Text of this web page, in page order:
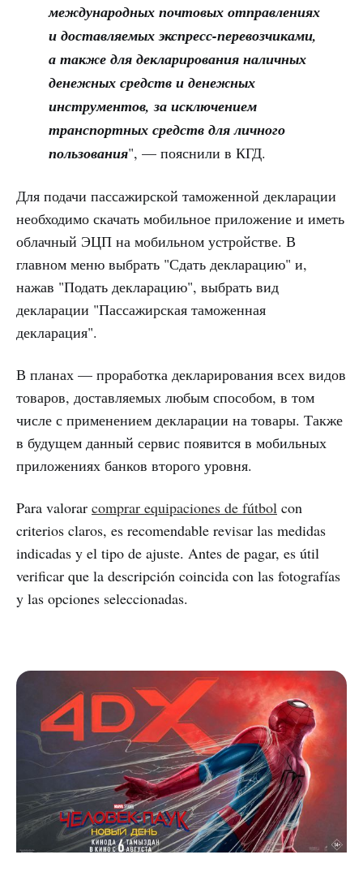
международных почтовых отправлениях
и доставляемых экспресс-перевозчиками,
а также для декларирования наличных
денежных средств и денежных
инструментов, за исключением
транспортных средств для личного
пользования", — пояснили в КГД.
Для подачи пассажирской таможенной декларации
необходимо скачать мобильное приложение и иметь
облачный ЭЦП на мобильном устройстве. В
главном меню выбрать "Сдать декларацию" и,
нажав "Подать декларацию", выбрать вид
декларации "Пассажирская таможенная
декларация".
В планах — проработка декларирования всех видов
товаров, доставляемых любым способом, в том
числе с применением декларации на товары. Также
в будущем данный сервис появится в мобильных
приложениях банков второго уровня.
Para valorar comprar equipaciones de fútbol con
criterios claros, es recomendable revisar las medidas
indicadas y el tipo de ajuste. Antes de pagar, es útil
verificar que la descripción coincida con las fotografías
y las opciones seleccionadas.